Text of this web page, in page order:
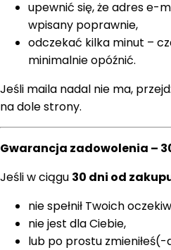
upewnić się, że adres e-
wpisany poprawnie,
odczekać kilka minut –
minimalnie opóźnić.
Jeśli maila nadal nie ma,
na dole strony.
Gwarancja zadowolenia –
Jeśli w ciągu 30 dni od
nie spełnił Twoich
nie jest dla Ciebie,
lub po prostu zmieniłeś(-